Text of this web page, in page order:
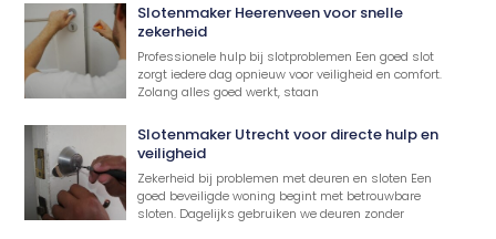
Slotenmaker Heerenveen voor snelle
zekerheid
Professionele hulp bij slotproblemen Een goed slot
zorgt iedere dag opnieuw voor veiligheid en comfort.
Zolang alles goed werkt, staan
Slotenmaker Utrecht voor directe hulp en
veiligheid
Zekerheid bij problemen met deuren en sloten Een
goed beveiligde woning begint met betrouwbare
sloten. Dagelijks gebruiken we deuren zonder